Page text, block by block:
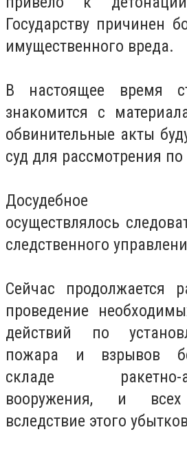
Государству причинен
имущественного вреда.
В настоящее время
знакомится с
обвинительные акты
суд для рассмотрения по
Досудебное
осуществлялось
следственного
Сейчас продолжается
проведение
действий по
пожара и взрывов
складе ракетно-
вооружения, и всех
вследствие этого